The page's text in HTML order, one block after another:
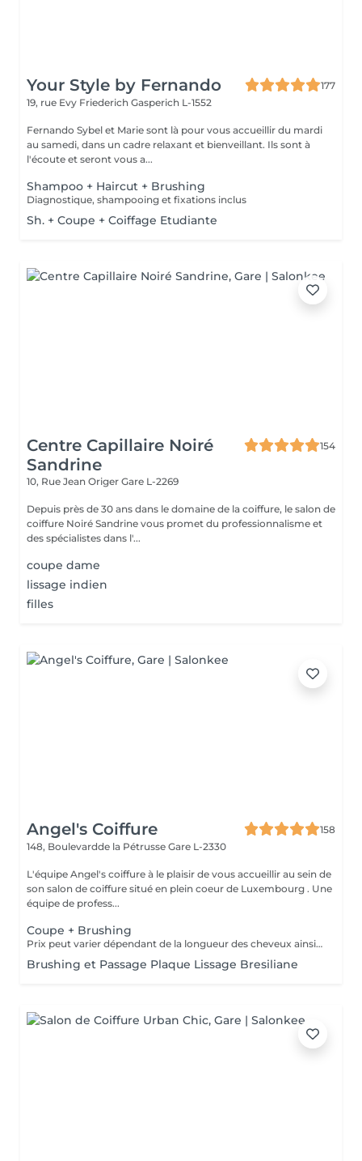
Your Style by Fernando
177
19, rue Evy Friederich Gasperich L-1552
Fernando Sybel et Marie sont là pour vous accueillir du mardi
au samedi, dans un cadre relaxant et bienveillant. Ils sont à
l'écoute et seront vous a...
Shampoo + Haircut + Brushing
Diagnostique, shampooing et fixations inclus
Sh. + Coupe + Coiffage Etudiante
Centre Capillaire Noiré
Sandrine
154
10, Rue Jean Origer Gare L-2269
Depuis près de 30 ans dans le domaine de la coiffure, le salon de
coiffure Noiré Sandrine vous promet du professionnalisme et
des spécialistes dans l'...
coupe dame
lissage indien
filles
Angel's Coiffure
158
148, Boulevardde la Pétrusse Gare L-2330
L'équipe Angel's coiffure à le plaisir de vous accueillir au sein de
son salon de coiffure situé en plein coeur de Luxembourg . Une
équipe de profess...
Coupe + Brushing
Prix peut varier dépendant de la longueur des cheveux ainsi que les produits utilisés.
Brushing et Passage Plaque Lissage Bresiliane